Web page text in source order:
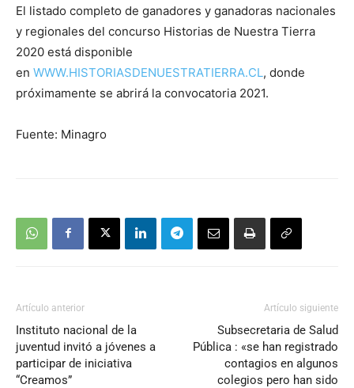
El listado completo de ganadores y ganadoras nacionales
y regionales del concurso Historias de Nuestra Tierra
2020 está disponible
en WWW.HISTORIASDENUESTRATIERRA.CL, donde
próximamente se abrirá la convocatoria 2021.
Fuente: Minagro
Artículo anterior
Instituto nacional de la
juventud invitó a jóvenes a
participar de iniciativa
“Creamos”
Artículo siguiente
Subsecretaria de Salud
Pública : «se han registrado
contagios en algunos
colegios pero han sido